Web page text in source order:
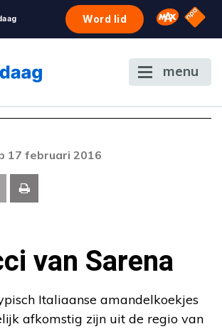
Word lid Omroep
NPO
menu
stream is op dit moment niet
neem dan contact op met onze
klantenservice.
17 februari 2016
van Sarena
Italiaanse amandelkoekjes
afkomstig zijn uit de regio van